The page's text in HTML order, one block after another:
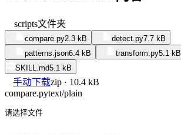
scripts文件夹
compare.py2.3 kB detect.py7.7 kB
patterns.json6.4 kB transform.py5.1 kB
SKILL.md5.1 kB
手动下载zip · 10.4 kB
compare.pytext/plain
请选择文件